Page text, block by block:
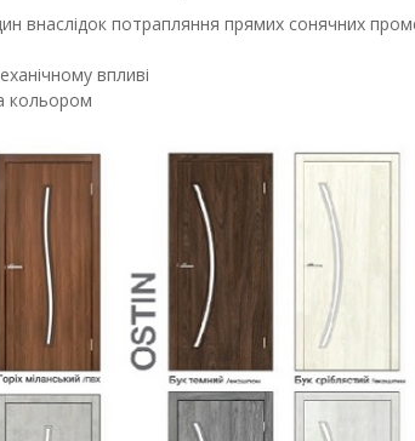
внаслідок потрапляння прямих сонячних
впливі
кольором